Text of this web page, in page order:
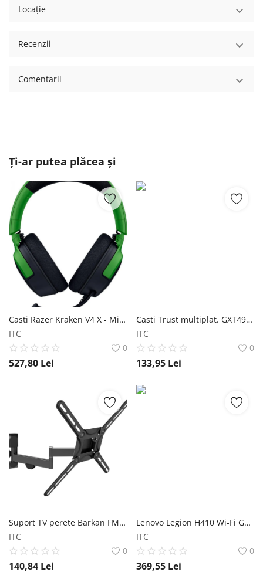
Locație
Recenzii
Comentarii
Ți-ar putea plăcea și
Casti Razer Kraken V4 X - Minecraft Ed. Casti Razer Kraken V4 X - Minecraft Ed. Razer
ITC
0
527,80 Lei
Casti Trust multiplat. GXT492 Carus alb Casti Trust multiplat. GXT492 Carus alb Trust
ITC
0
133,95 Lei
Suport TV perete Barkan FM 13-60 25kg Suport TV perete Barkan FM 13-60` 25kg Barkan
ITC
0
140,84 Lei
Lenovo Legion H410 Wi-Fi Gaming Headset Lenovo Legion H410 Wi-Fi Gaming Headset Lenovo
ITC
0
369,55 Lei